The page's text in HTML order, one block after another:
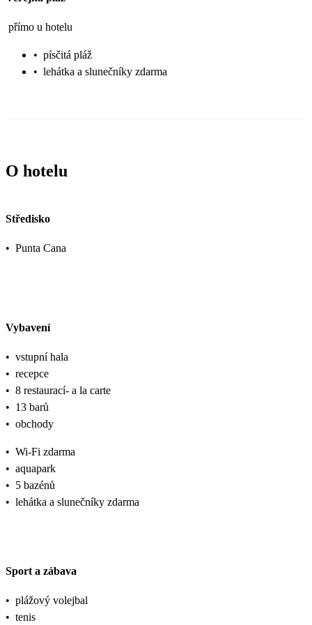
přímo u hotelu
• písčitá pláž
• lehátka a slunečníky zdarma
O hotelu
Středisko
• Punta Cana
Vybavení
• vstupní hala
• recepce
• 8 restaurací- a la carte
• 13 barů
• obchody
• Wi-Fi zdarma
• aquapark
• 5 bazénů
• lehátka a slunečníky zdarma
Sport a zábava
• plážový volejbal
• tenis